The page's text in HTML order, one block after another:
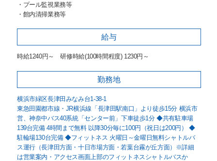
・プール監視業務等
・館内清掃業務等
給与
時給1240円～ 研修時給(100時間程度) 1230円～
勤務地
横浜市緑区長津田みなみ台1-38-1
東急田園都市線・JR横浜線「長津田駅南口」より徒歩15分 横浜市
営、神奈中バス40系統「センター前」下車徒歩1分 ◆共有駐車場
139台完備 4時間まで無料 以降30分毎に100円（祝日は200円） ◆
駐輪場130台完備 ◆フィットネス 火曜日～金曜日無料シャトルバ
ス運行（長津田方面・十日市場方面・若葉台霧が丘方面）※詳細
は営業案内・アクセス画面上部のフィットネスシャトルバスか